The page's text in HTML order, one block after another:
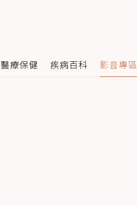
醫療保健 疾病百科 影音專區